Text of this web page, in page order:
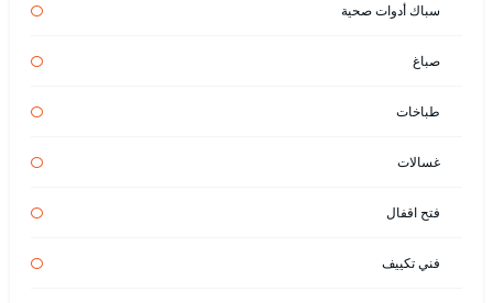
سباك أدوات صحية
صباغ
طباخات
غسالات
فتح اقفال
فني تكييف